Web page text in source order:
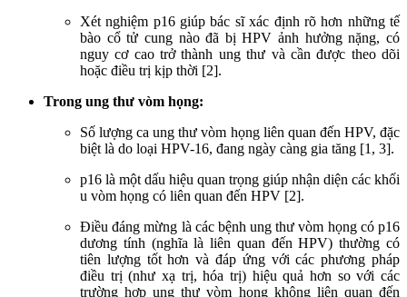
Xét nghiệm p16 giúp bác sĩ xác định rõ hơn những tế
bào cổ tử cung nào đã bị HPV ảnh hưởng nặng, có
nguy cơ cao trở thành ung thư và cần được theo dõi
hoặc điều trị kịp thời [2].
Trong ung thư vòm họng:
Số lượng ca ung thư vòm họng liên quan đến HPV, đặc
biệt là do loại HPV-16, đang ngày càng gia tăng [1, 3].
p16 là một dấu hiệu quan trọng giúp nhận diện các khối
u vòm họng có liên quan đến HPV [2].
Điều đáng mừng là các bệnh ung thư vòm họng có p16
dương tính (nghĩa là liên quan đến HPV) thường có
tiên lượng tốt hơn và đáp ứng với các phương pháp
điều trị (như xạ trị, hóa trị) hiệu quả hơn so với các
trường hợp ung thư vòm họng không liên quan đến